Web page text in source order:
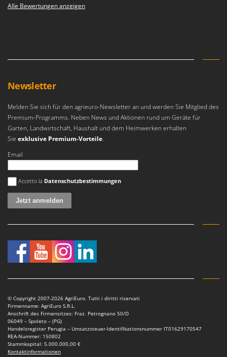
Alle Bewertungen anzeigen
Newsletter
Melden Sie sich für den agrieuro-Newsletter an und werden Sie Mitglied des
Premium-Programms. Neben News und Aktionen rund um Geräte für
Garten, Landwirtschaft, Haushalt und dem Heimwerken erhalten
Sie exklusive Premium-Vorteile.
Email
Es ist ein Fehler aufgetreten
Accetto la Datenschutzbestimmungen
© Copyright 2007-2026 AgriEuro. Tutti i diritti riservati
Firmenname: AgriEuro S.R.L.
Anschrift des Firmensitzes: Fraz. Petrognano 50/D
06049 – Spoleto – (PG)
Handelsregister Perugia – Umsatzsteuer-Identifikationsnummer IT01629170547
REA-Nummer: 150802
Stammkapital: 5.000.000,00 €
Kontaktinformationen